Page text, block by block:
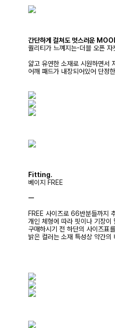
간단하게 걸쳐도 멋스러운
퀄리티가 느껴지는-더블 오픈 자
얇고 유연한 소재로 시원하면서
어깨 패드가 내장되어있어 단정
Fitting.
베이지 FREE
ㅡ
FREE 사이즈로 66반분들까지
개인 체형에 따라 핏이나 기장이
구매하시기 전 하단의 사이즈표
밝은 컬러는 소재 특성상 약간